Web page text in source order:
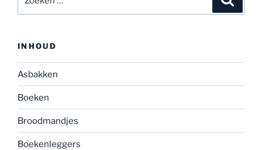
naar:
INHOUD
Asbakken
Boeken
Broodmandjes
Boekenleggers